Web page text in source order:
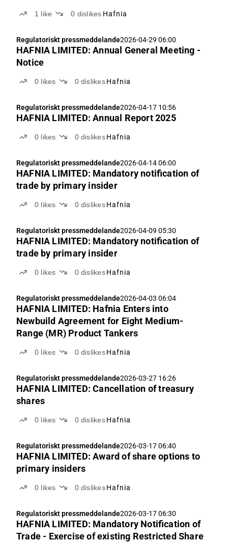
1 like 0 dislikes Hafnia
Regulatoriskt pressmeddelande2026-04-29 06:00
HAFNIA LIMITED: Annual General Meeting -
Notice
0 likes 0 dislikes Hafnia
Regulatoriskt pressmeddelande2026-04-17 10:56
HAFNIA LIMITED: Annual Report 2025
0 likes 0 dislikes Hafnia
Regulatoriskt pressmeddelande2026-04-14 06:00
HAFNIA LIMITED: Mandatory notification of
trade by primary insider
0 likes 0 dislikes Hafnia
Regulatoriskt pressmeddelande2026-04-09 05:30
HAFNIA LIMITED: Mandatory notification of
trade by primary insider
0 likes 0 dislikes Hafnia
Regulatoriskt pressmeddelande2026-04-03 06:04
HAFNIA LIMITED: Hafnia Enters into
Newbuild Agreement for Eight Medium-
Range (MR) Product Tankers
0 likes 0 dislikes Hafnia
Regulatoriskt pressmeddelande2026-03-27 16:26
HAFNIA LIMITED: Cancellation of treasury
shares
0 likes 0 dislikes Hafnia
Regulatoriskt pressmeddelande2026-03-17 06:40
HAFNIA LIMITED: Award of share options to
primary insiders
0 likes 0 dislikes Hafnia
Regulatoriskt pressmeddelande2026-03-17 06:30
HAFNIA LIMITED: Mandatory Notification of
Trade - Exercise of existing Restricted Share